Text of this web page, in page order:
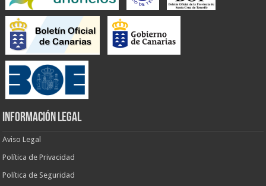
INFORMACIÓN LEGAL
Aviso Legal
Política de Privacidad
Política de Seguridad